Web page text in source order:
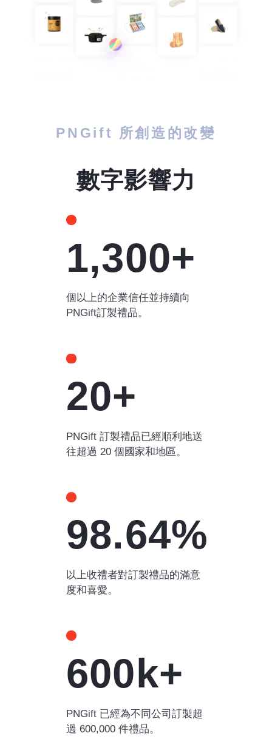
PNGift 所創造的改變
數字影響力
1,300+
個以上的企業信任並持續向
PNGift訂製禮品。
20+
PNGift 訂製禮品已經順利地送
往超過 20 個國家和地區。
98.64%
以上收禮者對訂製禮品的滿意
度和喜愛。
600k+
PNGift 已經為不同公司訂製超
過 600,000 件禮品。